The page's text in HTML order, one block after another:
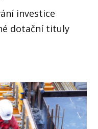
investice
dotační tituly